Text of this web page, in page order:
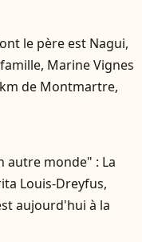
le père est Nagui,
Marine Vignes
de Montmartre,
autre monde" : La
Louis-Dreyfus,
aujourd'hui à la